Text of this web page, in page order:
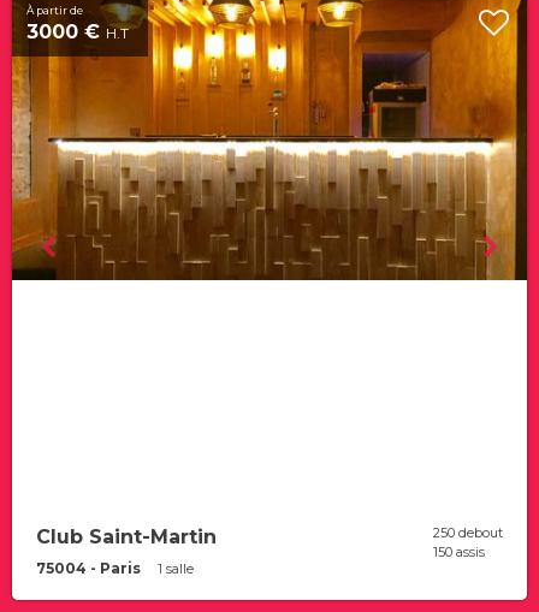
À partir de
3000 € H.T
Club Saint-Martin
75004 - Paris 1 salle
250 debout
150 assis